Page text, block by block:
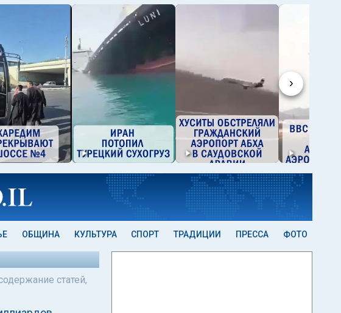
›
ОБЩИНА КУЛЬТУРА СПОРТ ТРАДИЦИИ ПРЕССА ФОТО
статей,